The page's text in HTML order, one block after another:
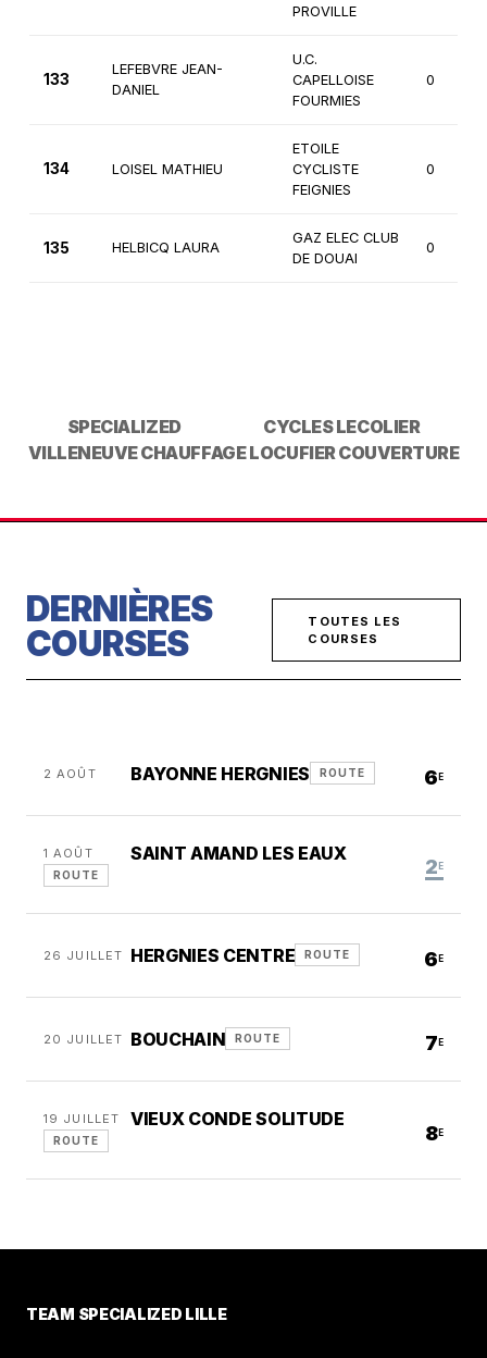
PROVILLE
133
LEFEBVRE JEAN-
DANIEL
U.C.
CAPELLOISE
FOURMIES
0
134 LOISEL MATHIEU
ETOILE
CYCLISTE
FEIGNIES
0
135 HELBICQ LAURA
GAZ ELEC CLUB
DE DOUAI
0
SPECIALIZED
CYCLES LECOLIER
VILLENEUVE CHAUFFAGELOCUFIER COUVERTURE
DERNIÈRES
COURSES
TOUTES LES
COURSES
2 AOÛT BAYONNE HERGNIES ROUTE 6 E
1 AOÛT SAINT AMAND LES EAUX
ROUTE 2 E
26 JUILLET HERGNIES CENTRE ROUTE 6 E
20 JUILLET BOUCHAIN ROUTE 7 E
19 JUILLET VIEUX CONDE SOLITUDE
ROUTE 8E
TEAM SPECIALIZED LILLE